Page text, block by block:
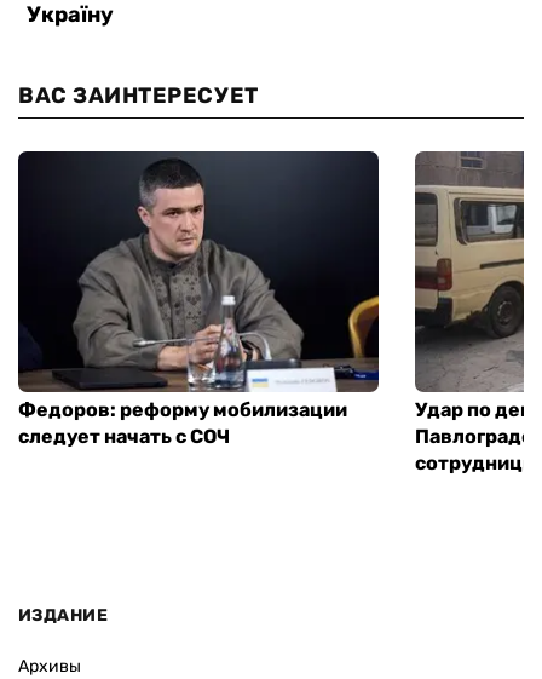
ВАС ЗАИНТЕРЕСУЕТ
Федоров: реформу мобилизации
следует начать с СОЧ
Удар по
сотрудницы
ИЗДАНИЕ
Архивы